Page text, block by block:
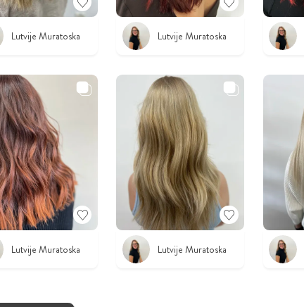
Lutvije Muratoska Lutvije Muratoska
Lutvije Muratoska Lutvije Muratoska